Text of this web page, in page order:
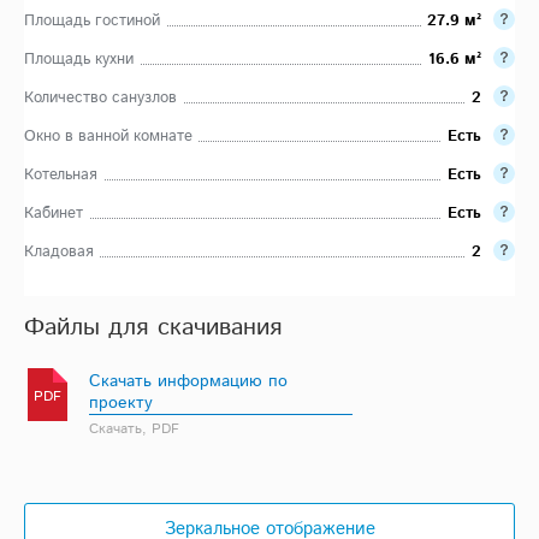
Площадь гостиной
27.9 м²
Площадь кухни
16.6 м²
Количество санузлов
2
Окно в ванной комнате
Есть
Котельная
Есть
Кабинет
Есть
Кладовая
2
Файлы для скачивания
PDF
Скачать информацию по
проекту
Скачать, PDF
Зеркальное отображение